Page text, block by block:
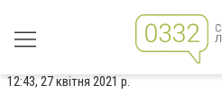
12:43, 27 квітня 2021 р.